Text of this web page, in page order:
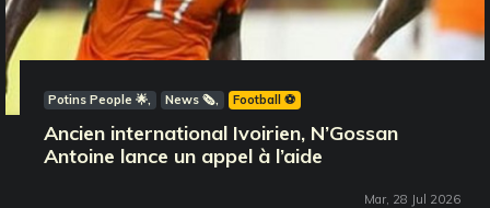
Potins People 🌟 News 🗞️ Football ⚽️
Ancien international Ivoirien, N’Gossan
Antoine lance un appel à l’aide
Mar, 28 Jul 2026